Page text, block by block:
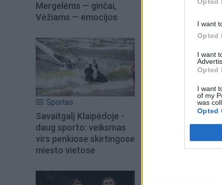
I want
Opted
I want
Opted
I want
of my
was
Opted
Mergelėms — ginčai,
Vėžiams — emocijos
Sportas
Savaitgalį Klaipėdoje -
daug sporto: veiksmas
virs penkiose skirtingose
miesto vietose
Бизнес
иметь запас